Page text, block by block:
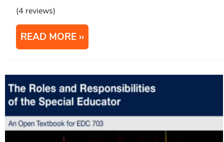
(4 reviews)
READ MORE